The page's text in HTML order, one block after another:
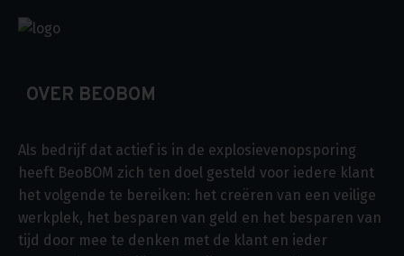
OVER BEOBOM
Als bedrijf dat actief is in de explosievenopsporing
heeft BeoBOM zich ten doel gesteld voor iedere klant
het volgende te bereiken: het creëren van een veilige
werkplek, het besparen van geld en het besparen van
tijd door mee te denken met de klant en ieder